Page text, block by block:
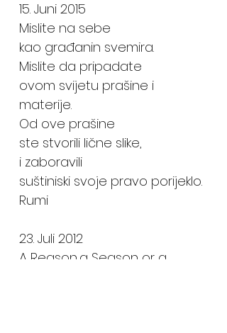
15. Juni 2015
Mislite na sebe
kao građanin svemira.
Mislite da pripadate
ovom svijetu prašine i
materije.
Od ove prašine
ste stvorili lične slike,
i zaboravili
suštiniski svoje pravo porijeklo.
Rumi
23. Juli 2012
A Reason,a Season or a